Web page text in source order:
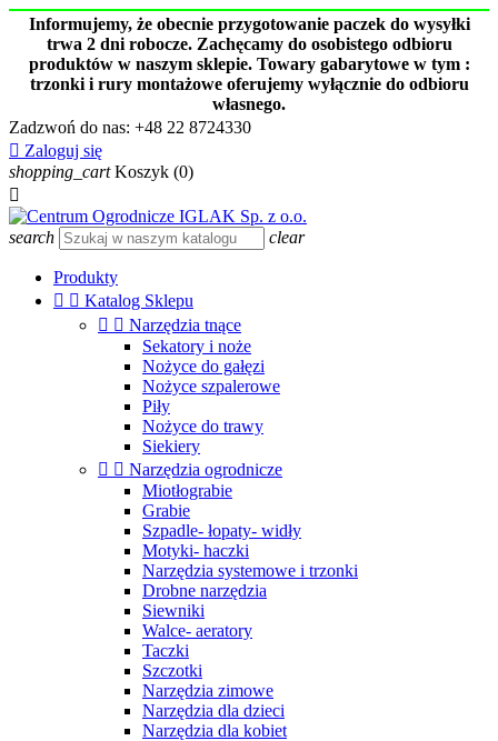
Informujemy, że obecnie przygotowanie paczek do wysyłki
trwa 2 dni robocze. Zachęcamy do osobistego odbioru
produktów w naszym sklepie. Towary gabarytowe w tym :
trzonki i rury montażowe oferujemy wyłącznie do odbioru
własnego.
Zadzwoń do nas: +48 22 8724330
 Zaloguj się
shopping_cart Koszyk (0)

search clear
Produkty
  Katalog Sklepu
  Narzędzia tnące
Sekatory i noże
Nożyce do gałęzi
Nożyce szpalerowe
Piły
Nożyce do trawy
Siekiery
  Narzędzia ogrodnicze
Miotłograbie
Grabie
Szpadle- łopaty- widły
Motyki- haczki
Narzędzia systemowe i trzonki
Drobne narzędzia
Siewniki
Walce- aeratory
Taczki
Szczotki
Narzędzia zimowe
Narzędzia dla dzieci
Narzędzia dla kobiet